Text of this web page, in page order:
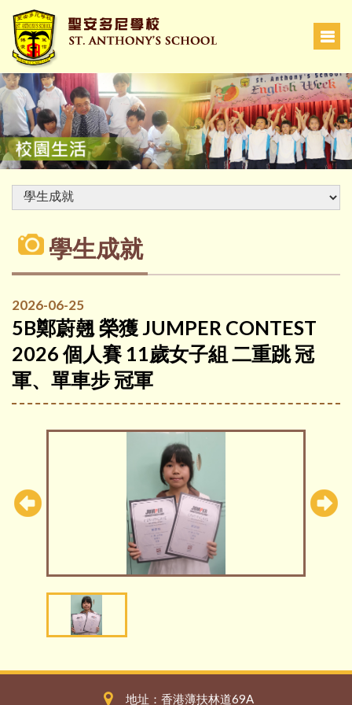
學生成就
2026-06-25
5B鄭蔚翹 榮獲 JUMPER CONTEST
2026 個人賽 11歲女子組 二重跳 冠
軍、單車步 冠軍
地址：香港薄扶林道69A